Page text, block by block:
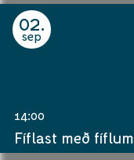
02
sep
14:00
Fíflast með fíflum